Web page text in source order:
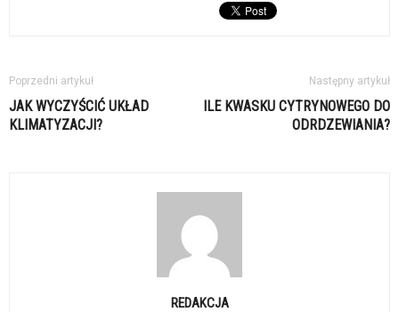
Poprzedni artykuł
JAK WYCZYŚCIĆ UKŁAD
KLIMATYZACJI?
Następny artykuł
ILE KWASKU CYTRYNOWEGO DO
ODRDZEWIANIA?
REDAKCJA